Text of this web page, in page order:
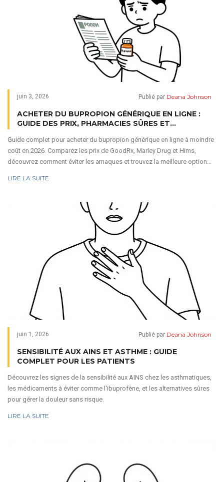
juin 3, 2026 Publié par Deana Johnson
ACHETER DU BUPROPION GÉNÉRIQUE EN LIGNE :
GUIDE DES PRIX, PHARMACIES SÛRES ET
Guide complet pour acheter du bupropion générique en ligne à moindre
coût en 2026. Comparez les prix de GoodRx, Marley Drug et Hims,
découvrez comment éviter les arnaques et trouvez la meilleure option
LIRE LA SUITE
juin 1, 2026 Publié par Deana Johnson
SENSIBILITÉ AUX AINS ET ASTHME : GUIDE
COMPLET POUR LES PATIENTS
Découvrez les signes de la sensibilité aux AINS chez les asthmatiques,
les médicaments à éviter comme l'ibuprofène, et les alternatives sûres
pour gérer la douleur sans risque.
LIRE LA SUITE